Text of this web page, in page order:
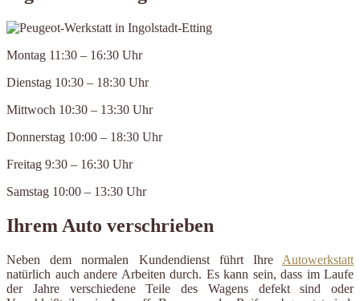
Montag 11:30 – 16:30 Uhr
Dienstag 10:30 – 18:30 Uhr
Mittwoch 10:30 – 13:30 Uhr
Donnerstag 10:00 – 18:30 Uhr
Freitag 9:30 – 16:30 Uhr
Samstag 10:00 – 13:30 Uhr
Ihrem Auto verschrieben
Neben dem normalen Kundendienst führt Ihre Autowerkstatt
natürlich auch andere Arbeiten durch. Es kann sein, dass im Laufe
der Jahre verschiedene Teile des Wagens defekt sind oder